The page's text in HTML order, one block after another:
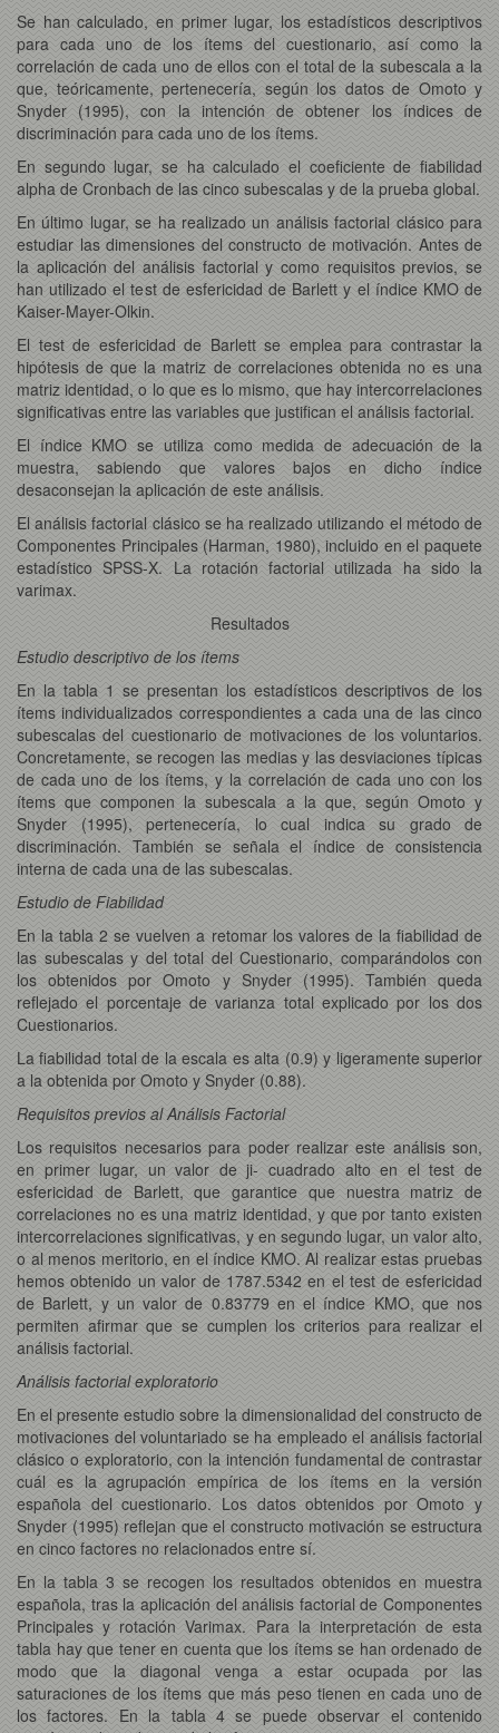
Se han calculado, en primer lugar, los estadísticos descriptivos
para cada uno de los ítems del cuestionario, así como la
correlación de cada uno de ellos con el total de la subescala a la
que, teóricamente, pertenecería, según los datos de Omoto y
Snyder (1995), con la intención de obtener los índices de
discriminación para cada uno de los ítems.
En segundo lugar, se ha calculado el coeficiente de fiabilidad
alpha de Cronbach de las cinco subescalas y de la prueba global.
En último lugar, se ha realizado un análisis factorial clásico para
estudiar las dimensiones del constructo de motivación. Antes de
la aplicación del análisis factorial y como requisitos previos, se
han utilizado el test de esfericidad de Barlett y el índice KMO de
Kaiser-Mayer-Olkin.
El test de esfericidad de Barlett se emplea para contrastar la
hipótesis de que la matriz de correlaciones obtenida no es una
matriz identidad, o lo que es lo mismo, que hay intercorrelaciones
significativas entre las variables que justifican el análisis factorial.
El índice KMO se utiliza como medida de adecuación de la
muestra, sabiendo que valores bajos en dicho índice
desaconsejan la aplicación de este análisis.
El análisis factorial clásico se ha realizado utilizando el método de
Componentes Principales (Harman, 1980), incluido en el paquete
estadístico SPSS-X. La rotación factorial utilizada ha sido la
varimax.
Resultados
Estudio descriptivo de los ítems
En la tabla 1 se presentan los estadísticos descriptivos de los
ítems individualizados correspondientes a cada una de las cinco
subescalas del cuestionario de motivaciones de los voluntarios.
Concretamente, se recogen las medias y las desviaciones típicas
de cada uno de los ítems, y la correlación de cada uno con los
ítems que componen la subescala a la que, según Omoto y
Snyder (1995), pertenecería, lo cual indica su grado de
discriminación. También se señala el índice de consistencia
interna de cada una de las subescalas.
Estudio de Fiabilidad
En la tabla 2 se vuelven a retomar los valores de la fiabilidad de
las subescalas y del total del Cuestionario, comparándolos con
los obtenidos por Omoto y Snyder (1995). También queda
reflejado el porcentaje de varianza total explicado por los dos
Cuestionarios.
La fiabilidad total de la escala es alta (0.9) y ligeramente superior
a la obtenida por Omoto y Snyder (0.88).
Requisitos previos al Análisis Factorial
Los requisitos necesarios para poder realizar este análisis son,
en primer lugar, un valor de ji- cuadrado alto en el test de
esfericidad de Barlett, que garantice que nuestra matriz de
correlaciones no es una matriz identidad, y que por tanto existen
intercorrelaciones significativas, y en segundo lugar, un valor alto,
o al menos meritorio, en el índice KMO. Al realizar estas pruebas
hemos obtenido un valor de 1787.5342 en el test de esfericidad
de Barlett, y un valor de 0.83779 en el índice KMO, que nos
permiten afirmar que se cumplen los criterios para realizar el
análisis factorial.
Análisis factorial exploratorio
En el presente estudio sobre la dimensionalidad del constructo de
motivaciones del voluntariado se ha empleado el análisis factorial
clásico o exploratorio, con la intención fundamental de contrastar
cuál es la agrupación empírica de los ítems en la versión
española del cuestionario. Los datos obtenidos por Omoto y
Snyder (1995) reflejan que el constructo motivación se estructura
en cinco factores no relacionados entre sí.
En la tabla 3 se recogen los resultados obtenidos en muestra
española, tras la aplicación del análisis factorial de Componentes
Principales y rotación Varimax. Para la interpretación de esta
tabla hay que tener en cuenta que los ítems se han ordenado de
modo que la diagonal venga a estar ocupada por las
saturaciones de los ítems que más peso tienen en cada uno de
los factores. En la tabla 4 se puede observar el contenido